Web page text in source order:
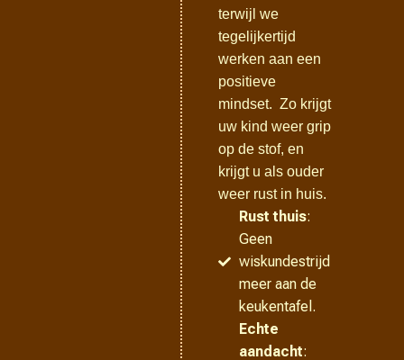
terwijl we
tegelijkertijd
werken aan een
positieve
mindset. Zo krijgt
uw kind weer grip
op de stof, en
krijgt u als ouder
weer rust in huis.
Rust thuis:
Geen
wiskundestrijd
meer aan de
keukentafel.
Echte
aandacht: